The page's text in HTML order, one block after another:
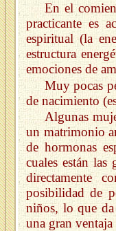
En el
practicante es
espiritual (la
estructura
emociones de
Muy pocas
de nacimiento
Algunas
un matrimonio
de hormonas
cuales están las
directamente
posibilidad de
niños, lo que da
una gran